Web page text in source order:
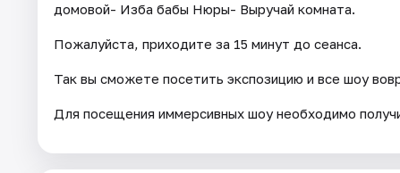
домовой- Изба бабы Нюры- Выручай комната.
Пожалуйста, приходите за 15 минут до сеанса.
Так вы сможете посетить экспозицию и все шоу
Для посещения иммерсивных шоу необходимо